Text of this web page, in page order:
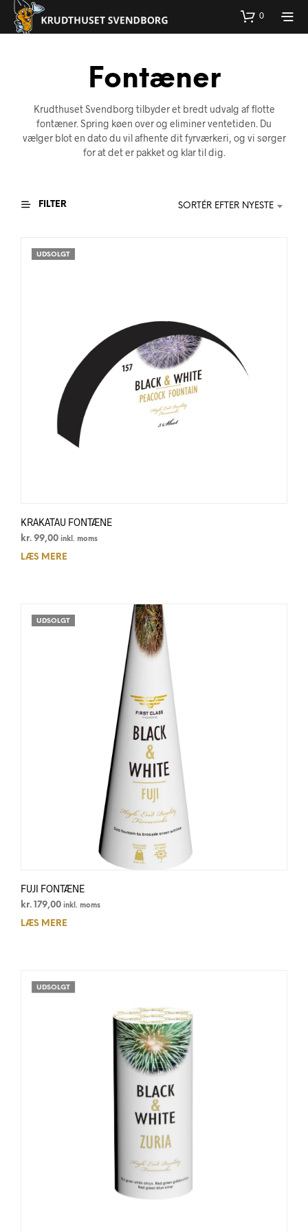
0
Fontæner
Krudthuset Svendborg tilbyder et bredt udvalg af flotte
fontæner. Spring køen over og eliminer ventetiden. Du
vælger blot en dato du vil afhente dit fyrværkeri, og vi sørger
for at det er pakket og klar til dig.
FILTER SORTÉR EFTER NYESTE
UDSOLGT
KRAKATAU FONTÆNE
kr. 99,00 inkl. moms
LÆS MERE
UDSOLGT
FUJI FONTÆNE
kr. 179,00 inkl. moms
LÆS MERE
UDSOLGT